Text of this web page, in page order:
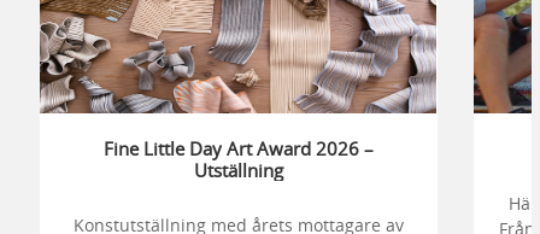
Fine Little Day Art Award 2026 –
Utställning
Konstutställning med årets mottagare av